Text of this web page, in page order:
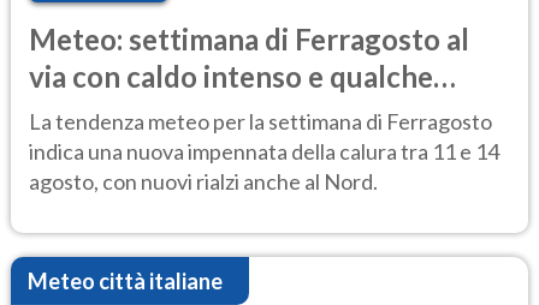
Meteo: settimana di Ferragosto al
via con caldo intenso e qualche
temporale
La tendenza meteo per la settimana di Ferragosto
indica una nuova impennata della calura tra 11 e 14
agosto, con nuovi rialzi anche al Nord.
Meteo città italiane